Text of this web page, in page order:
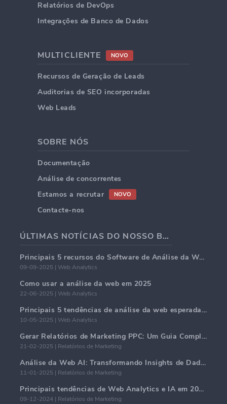
Relatórios de DevOps
Integrações de Banco de Dados
MULTICLIENTE NOVO
Recursos de Geração de Leads
Auditorias de SEO incorporadas
Web Leads
SOBRE NÓS
Documentação
Análise de concorrentes
Estamos a recrutar
NOVO
Contacte-nos
ÚLTIMAS NOTÍCIAS DO NOSSO BLOG
Principais 5 recursos do Software de Análise da Web em 2025
09-09-2025 | Web Analytics
Como usar a análise da web em 2025
22-06-2025 | Web Analytics
Principais 5 tendências de análise da web esperadas para dominar em 2025
10-05-2025 | Web Analytics
Gerar Relatórios de Marketing PPC: Um Guia Completo
21-02-2025 | Relatórios de Marketing
Análise da Web AI: Transformando Insights de Dados com Precisão
11-01-2025 | Relatórios de Marketing
Principais tendências de Web Analytics e IA em 2024
09-12-2024 | Relatórios de Marketing